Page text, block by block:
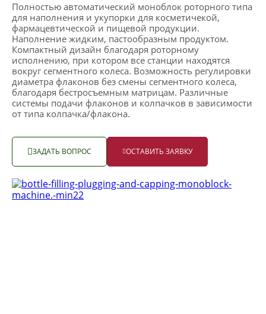
Полностью автоматический моноблок роторного типа
для наполнения и укупорки для косметичекой,
фармацевтической и пищевой продукции.
Наполнение жидким, пастообразным продуктом.
Компактный дизайн благодаря роторному
исполнению, при котором все станции находятся
вокруг сегментного колеса. Возможность регулировки
диаметра флаконов без смены сегментного колеса,
благодаря бестросъемным матрицам. Различные
системы подачи флаконов и колпачков в зависимости
от типа колпачка/флакона.
ЗАДАТЬ ВОПРОС ОСТАВИТЬ ЗАЯВКУ